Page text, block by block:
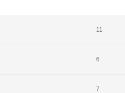
11
6
7